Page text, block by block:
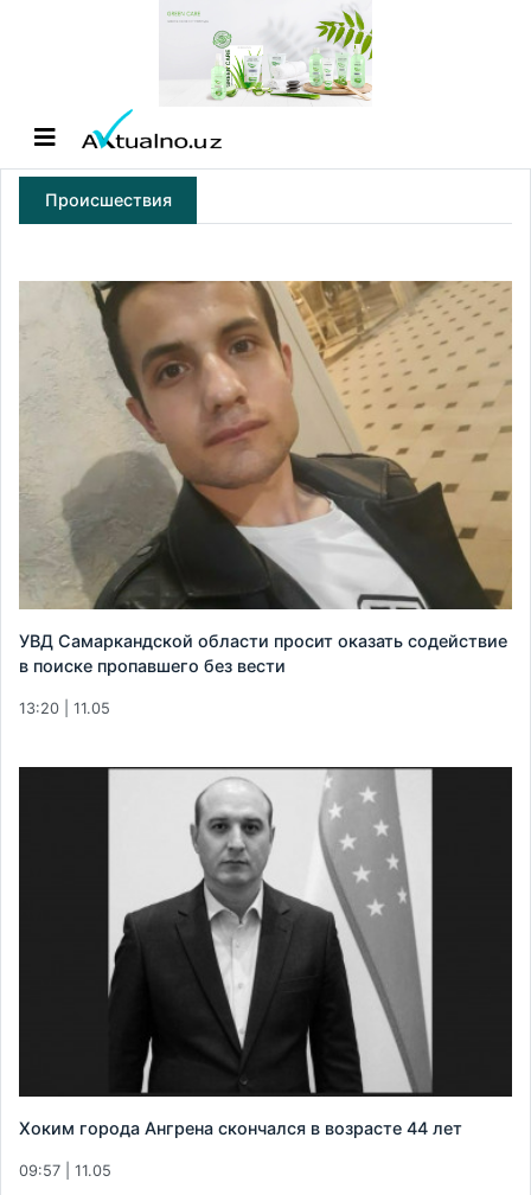
Происшествия
УВД Самаркандской области просит оказать содействие
в поиске пропавшего без вести
13:20 | 11.05
Хоким города Ангрена скончался в возрасте 44 лет
09:57 | 11.05